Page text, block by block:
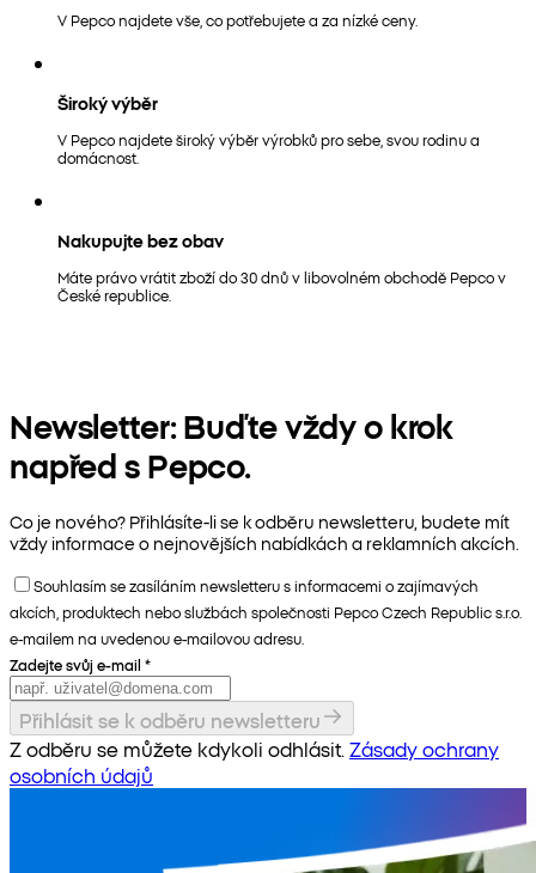
V Pepco najdete vše, co potřebujete a za nízké ceny.
Široký výběr
V Pepco najdete široký výběr výrobků pro sebe, svou rodinu a
domácnost.
Nakupujte bez obav
Máte právo vrátit zboží do 30 dnů v libovolném obchodě Pepco v
České republice.
Newsletter: Buďte vždy o krok
napřed s Pepco.
Co je nového? Přihlásíte-li se k odběru newsletteru, budete mít
vždy informace o nejnovějších nabídkách a reklamních akcích.
Souhlasím se zasíláním newsletteru s informacemi o zajímavých
akcích, produktech nebo službách společnosti Pepco Czech Republic s.r.o.
e-mailem na uvedenou e-mailovou adresu.
Zadejte svůj e-mail *
Přihlásit se k odběru newsletteru
Z odběru se můžete kdykoli odhlásit. Zásady ochrany
osobních údajů